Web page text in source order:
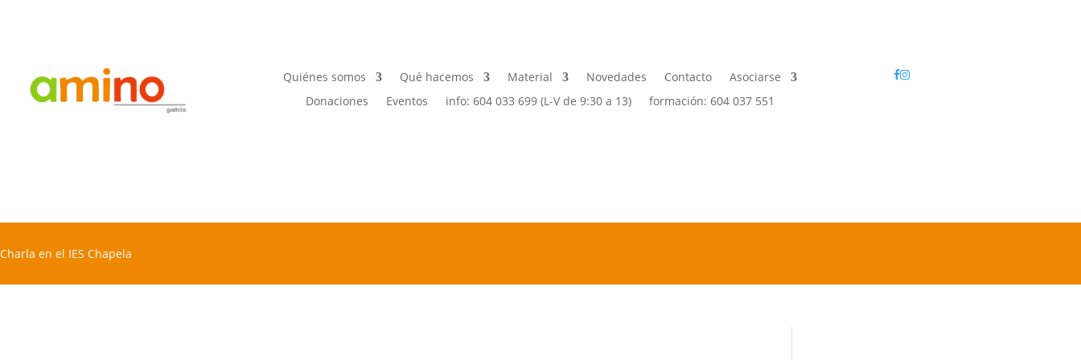
Quiénes somos Qué hacemos Material Novedades Contacto
Asociarse
Donaciones
Eventos info: 604 033 699 (L-V de 9:30 a 13) formación: 604 037 551
Charla en el IES Chapela